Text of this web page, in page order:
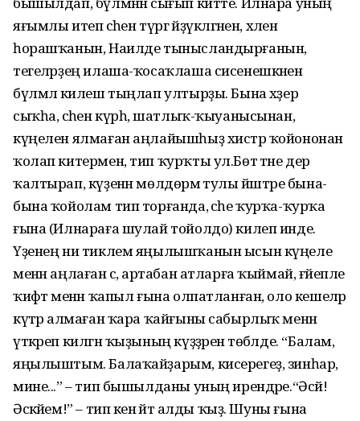
яғымлы итеп әсәһен түргә әйҙүкләгәнен, хәлен
һорашҡанын, Наилде тынысландырғанын,
тегеләрҙең илаша-ҡосаҡлаша сисенешкәнен
бүлмәлә килеш тыңлап ултырҙы. Бына хәҙер
сыҡһа, әсәһен күрһә, шатлыҡ-ҡыуанысынан,
күңелен ялмаған аңлайышһыҙ хистәр ҡойононан
ҡолап китермен, тип ҡурҡты ул.Бөтә тәне дер
ҡалтырап, күҙенән мөлдөрәмә тулы йәштәре бына-
бына ҡойолам тип торғанда, әсәһе ҡурҡа-ҡурҡа
ғына (Илнараға шулай тойолдо) килеп инде.
Үҙенең ни тиклем яңылышҡанын ысын күңеле
менән аңлаған әсә, артабан атларға ҡыймай, ғәйепле
ҡиәфәт менән ҡапыл ғына олпатланған, оло кешеләр
күтәрә алмаған ҡара ҡайғыны сабырлыҡ менән
үткәреп килгән ҡыҙының күҙҙәренә төбәлде. “Балам,
яңылыштым. Балаҡай­ҙарым, кисерегеҙ, зинһар,
мине...” – тип бышылданы уның ирендәре.“Әсәй!
Әсәкәйем!” – тип кенә әйтә алды ҡыҙ. Шуны ғына